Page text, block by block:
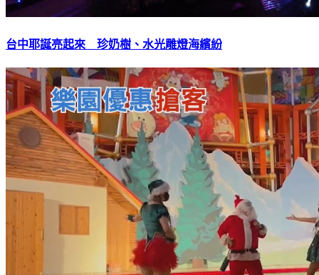
台中耶誕亮起來 珍奶樹、水光雕燈海繽紛